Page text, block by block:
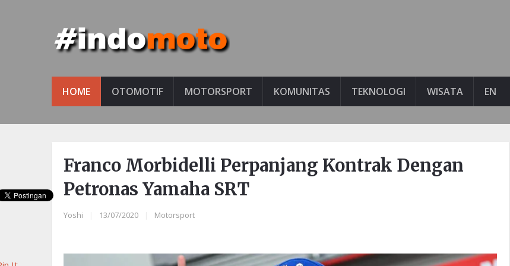
HOME OTOMOTIF MOTORSPORT KOMUNITAS TEKNOLOGI WISATA EN
Franco Morbidelli Perpanjang Kontrak Dengan
Petronas Yamaha SRT
Yoshi 13/07/2020 Motorsport